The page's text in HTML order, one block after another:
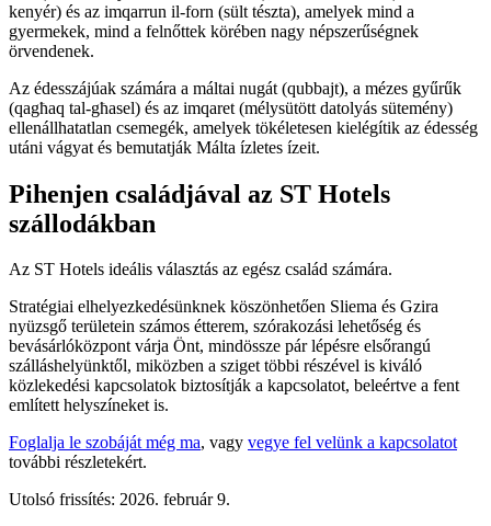
kenyér) és az imqarrun il-forn (sült tészta), amelyek mind a
gyermekek, mind a felnőttek körében nagy népszerűségnek
örvendenek.
Az édesszájúak számára a máltai nugát (qubbajt), a mézes gyűrűk
(qagħaq tal-għasel) és az imqaret (mélysütött datolyás sütemény)
ellenállhatatlan csemegék, amelyek tökéletesen kielégítik az édesség
utáni vágyat és bemutatják Málta ízletes ízeit.
Pihenjen családjával az ST Hotels
szállodákban
Az ST Hotels ideális választás az egész család számára.
Stratégiai elhelyezkedésünknek köszönhetően Sliema és Gzira
nyüzsgő területein számos étterem, szórakozási lehetőség és
bevásárlóközpont várja Önt, mindössze pár lépésre elsőrangú
szálláshelyünktől, miközben a sziget többi részével is kiváló
közlekedési kapcsolatok biztosítják a kapcsolatot, beleértve a fent
említett helyszíneket is.
Foglalja le szobáját még ma, vagy vegye fel velünk a kapcsolatot
további részletekért.
Utolsó frissítés: 2026. február 9.